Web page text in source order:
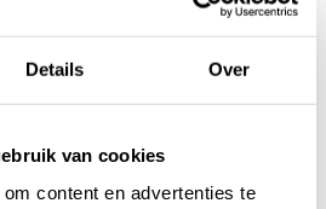
Details Over
van cookies
content en advertenties te